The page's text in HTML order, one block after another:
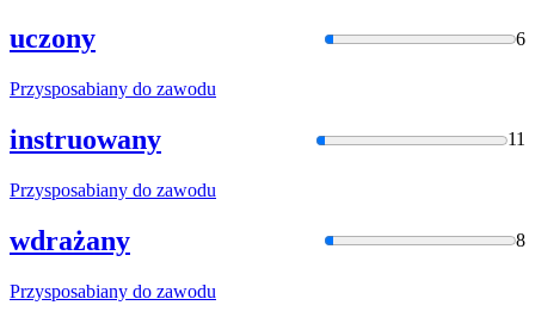
uczony 6
Przysposabiany do zawodu
instruowany 11
Przysposabiany do zawodu
wdrażany 8
Przysposabiany do zawodu